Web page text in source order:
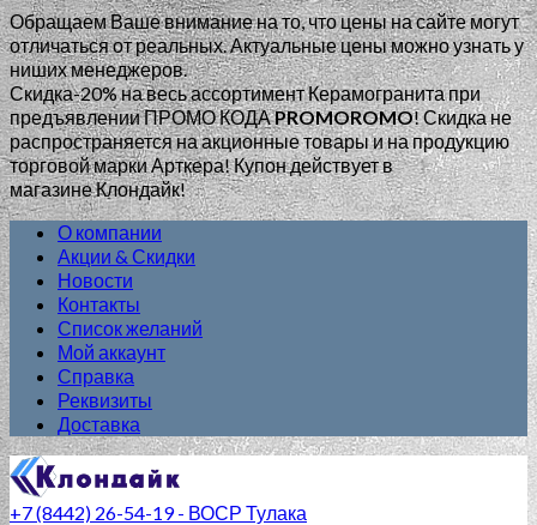
Обращаем Ваше внимание на то, что цены на сайте могут
отличаться от реальных. Актуальные цены можно узнать у
ниших менеджеров.
Скидка-20% на весь ассортимент Керамогранита при
предъявлении ПРОМО КОДАPROMOROMO!Скидка не
распространяется на акционные товары и на продукцию
торговой марки Арткера! Купон действует в
магазине Клондайк!
О компании
Акции & Скидки
Новости
Контакты
Список желаний
Мой аккаунт
Справка
Реквизиты
Доставка
+7 (8442) 26-54-19 - ВОСР Тулака